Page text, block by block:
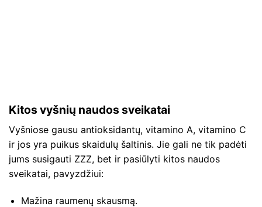
Kitos vyšnių naudos sveikatai
Vyšniose gausu antioksidantų, vitamino A, vitamino C
ir jos yra puikus skaidulų šaltinis. Jie gali ne tik padėti
jums susigauti ZZZ, bet ir pasiūlyti kitos naudos
sveikatai, pavyzdžiui:
Mažina raumenų skausmą.